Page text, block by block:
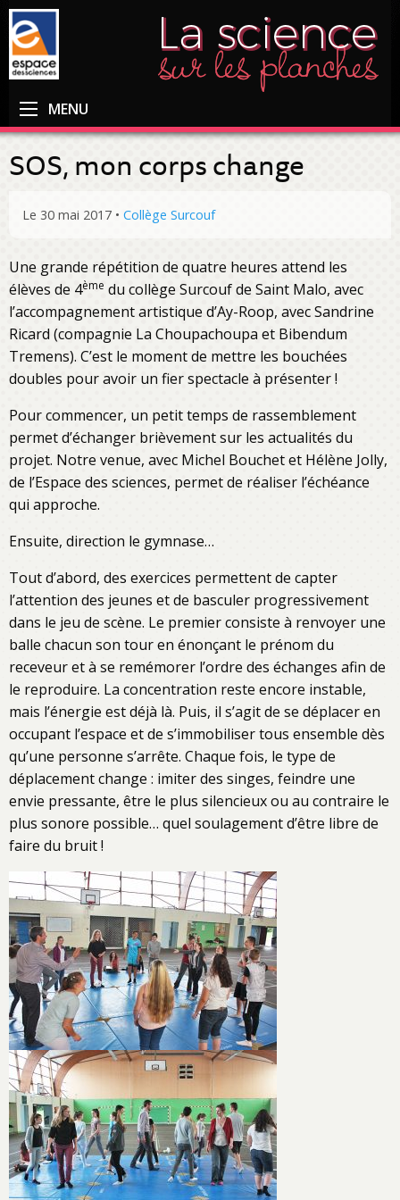
MENU
SOS, mon corps change
Le 30 mai 2017 • Collège Surcouf
Une grande répétition de quatre heures attend les
élèves de 4ème du collège Surcouf de Saint Malo, avec
l’accompagnement artistique d’Ay-Roop, avec Sandrine
Ricard (compagnie La Choupachoupa et Bibendum
Tremens). C’est le moment de mettre les bouchées
doubles pour avoir un fier spectacle à présenter !
Pour commencer, un petit temps de rassemblement
permet d’échanger brièvement sur les actualités du
projet. Notre venue, avec Michel Bouchet et Hélène Jolly,
de l’Espace des sciences, permet de réaliser l’échéance
qui approche.
Ensuite, direction le gymnase…
Tout d’abord, des exercices permettent de capter
l’attention des jeunes et de basculer progressivement
dans le jeu de scène. Le premier consiste à renvoyer une
balle chacun son tour en énonçant le prénom du
receveur et à se remémorer l’ordre des échanges afin de
le reproduire. La concentration reste encore instable,
mais l’énergie est déjà là. Puis, il s’agit de se déplacer en
occupant l’espace et de s’immobiliser tous ensemble dès
qu’une personne s’arrête. Chaque fois, le type de
déplacement change : imiter des singes, feindre une
envie pressante, être le plus silencieux ou au contraire le
plus sonore possible… quel soulagement d’être libre de
faire du bruit !